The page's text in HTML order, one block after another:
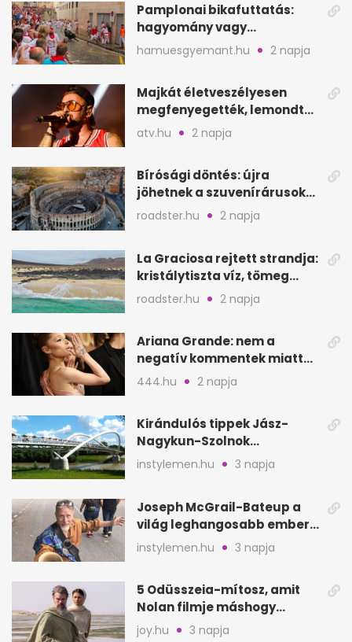
Pamplonai bikafuttatás:
hagyomány vagy
értelmetlen vérontás?
hamuesgyemant.hu 2 napja
Majkát életveszélyesen
megfenyegették, lemondta
a sepsiszentgyörgyi
atv.hu 2 napja
Bírósági döntés: újra
jöhetnek a szuvenírárusok
Európa ikonikus helyére
roadster.hu 2 napja
La Graciosa rejtett strandja:
kristálytiszta víz, tömeg
nélkül
roadster.hu 2 napja
Ariana Grande: nem a
negatív kommentek miatt
vonul vissza
444.hu 2 napja
Kirándulós tippek Jász-
Nagykun-Szolnok
megyében: 6 kihagyhatatlan
hely
instylemen.hu 3 napja
Joseph McGrail-Bateup a
világ leghangosabb embere
lett Ausztráliából
instylemen.hu 3 napja
5 Odüsszeia-mítosz, amit
Nolan filmje máshogy
mutat, mint Homérosz
joy.hu 3 napja